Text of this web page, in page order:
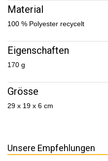
Material
100 % Polyester recycelt
Eigenschaften
170 g
Grösse
29 x 19 x 6 cm
Unsere Empfehlungen